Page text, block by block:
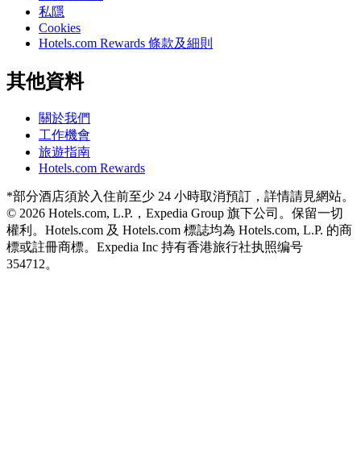
私隱
Cookies
Hotels.com Rewards 條款及細則
其他資料
關於我們
工作機會
旅遊指南
Hotels.com Rewards
*部分酒店須於入住前至少 24 小時取消預訂，詳情請見網站。
© 2026 Hotels.com, L.P.，Expedia Group 旗下公司。保留一切
權利。Hotels.com 及 Hotels.com 標誌均為 Hotels.com, L.P. 的商
標或註冊商標。 Expedia Inc 持有香港旅行社执照编号
354712。